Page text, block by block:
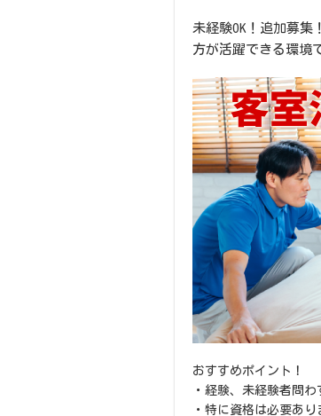
未経験OK！追加募
方が活躍できる環境
おすすめポイント！
・経験、未経験者問わ
・特に資格は必要あり